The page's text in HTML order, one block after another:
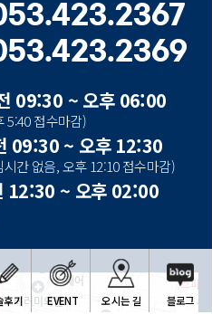
09:30 ~ 오후 06:00
5:40 접수마감)
09:30 ~ 오후 12:30
시간 없음, 오후 12:10 접수마감)
12:30 ~ 오후 02:00
후기 EVENT 오시는 길 블로그